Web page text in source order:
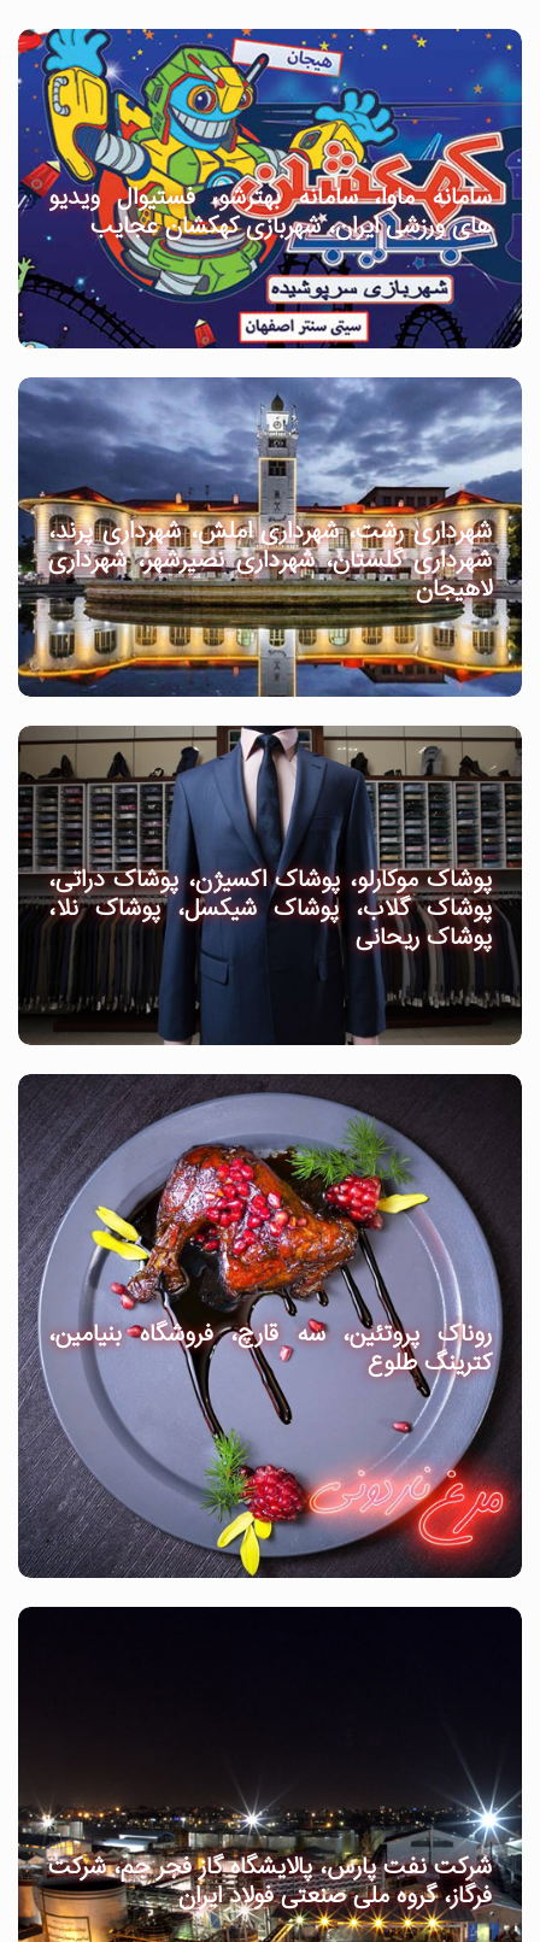
سامانه ماوا، سامانه بهترشو، فستیوال ویدیو
های ورزشی ایران، شهربازی کهکشان عجایب
شهرداری رشت، شهرداری املش، شهرداری پرند،
شهرداری گلستان، شهرداری نصیرشهر، شهرداری
لاهیجان
پوشاک موکارلو، پوشاک اکسیژن، پوشاک دراتی،
پوشاک گلاب، پوشاک شیکسل، پوشاک نلا،
پوشاک ریحانی
روناک پروتئین، سه قارچ، فروشگاه بنیامین،
کترینگ طلوع
شرکت نفت پارس، پالایشگاه گاز فجر جم، شرکت
فرگاز، گروه ملی صنعتی فولاد ایران